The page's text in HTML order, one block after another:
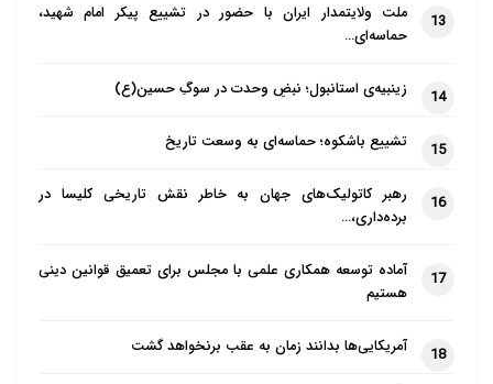
13
ملت ولایتمدار ایران با حضور در تشییع پیکر امام شهید،
حماسه‌ای…
14 زینبیه‌ی استانبول؛ نبضِ وحدت در سوگِ حسین(ع)
15 تشییع باشکوه؛ حماسه‌ای به وسعت تاریخ
16
رهبر کاتولیک‌های جهان به خاطر نقش تاریخی کلیسا در
برده‌داری،…
17
آماده توسعه همکاری علمی با مجلس برای تعمیق قوانین دینی
هستیم
18 آمریکایی‌ها بدانند زمان به عقب برنخواهد گشت